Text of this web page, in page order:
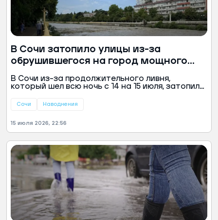
В Сочи затопило улицы из-за
обрушившегося на город мощного
ливня
В Сочи из-за продолжительного ливня,
который шел всю ночь с 14 на 15 июля, затопило
различные объекты в разных районах города.
Сочи Наводнения
15 июля 2026, 22:56